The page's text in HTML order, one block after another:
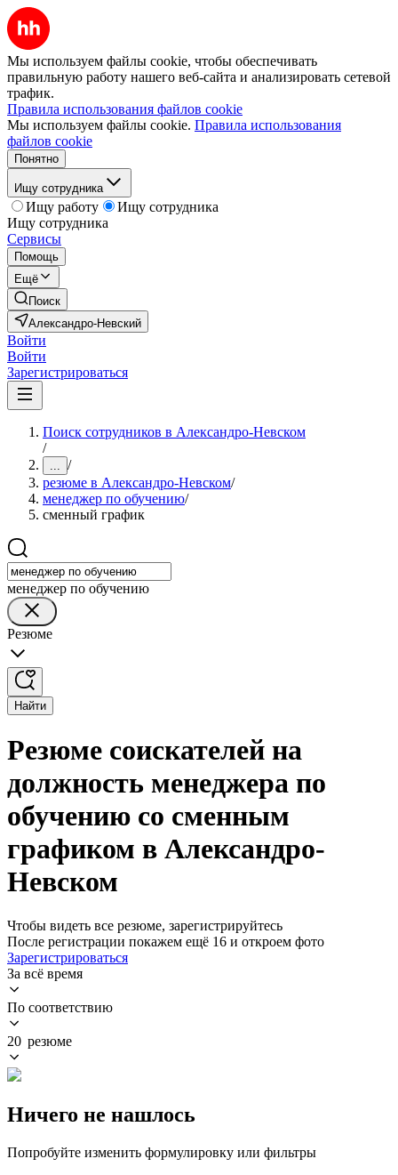
Мы используем файлы cookie, чтобы обеспечивать
правильную работу нашего веб-сайта и анализировать сетевой
трафик.
Правила использования файлов cookie
Мы используем файлы cookie. Правила использования
файлов cookie
Понятно
Ищу сотрудника
Ищу работу
Ищу сотрудника
Ищу сотрудника
Сервисы
Помощь
Ещё
Поиск
Александро-Невский
Войти
Войти
Зарегистрироваться
Поиск сотрудников в Александро-Невском
/
... /
резюме в Александро-Невском/
менеджер по обучению/
сменный график
менеджер по обучению
Резюме
Найти
Резюме соискателей на
должность менеджера по
обучению со сменным
графиком в Александро-
Невском
Чтобы видеть все резюме, зарегистрируйтесь
После регистрации покажем ещё 16 и откроем фото
Зарегистрироваться
За всё время
По соответствию
20 резюме
Ничего не нашлось
Попробуйте изменить формулировку или фильтры